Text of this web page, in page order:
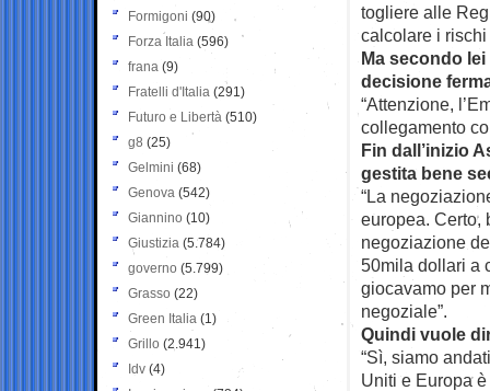
togliere alle
calcolare i rischi
Ma secondo
decisione
“Attenzione,
collegamento
Fin dall’inizio
gestita bene
“La
europea. Certo,
negoziazione
50mila dollari a
giocavamo per
negoziale”.
Quindi vuole
“Sì, siamo
Uniti e Europa
Formigoni (90)
Forza Italia (596)
frana (9)
Fratelli d'Italia (291)
Futuro e Libertà (510)
g8 (25)
Gelmini (68)
Genova (542)
Giannino (10)
Giustizia (5.784)
governo (5.799)
Grasso (22)
Green Italia (1)
Grillo (2.941)
Idv (4)